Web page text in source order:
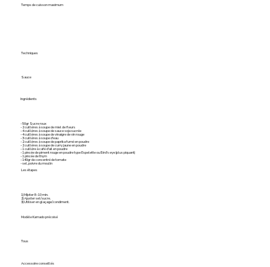
Temps de cuisson maximum
Techniques
Sauce
Ingrédients
- 50gr Sucre roux
- 2 cuillères à soupe de miel de fleurs
- 4 cuillères à soupe de sauce soja sucrée
- 4 cuillères à soupe de vinaigre de vin rouge
- 3 cuillères à soupe d'eau
- 2 cuillères à soupe de paprika fumé en poudre
- 2 cuillères à soupe de curry jaune en poudre
- 1 cuillère à café d'ail en poudre
- 1 pincée de piment rouge en poudre type Espelette ou Bird's eye (plus piquant)
- 1 pincée de thym
- 140gr de concentré de tomate
- sel, poivre du moulin
Les étapes
1) Mijoter 8–10 min.
2) Ajuster sel/sucre.
3) Utiliser en glaçage/condiment.
Modèle Kamado précoisé
Tous
Accessoire conseillés